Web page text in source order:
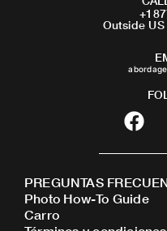
Outside
F
a
c
b
o
PREGUNTAS
Photo How-To Guide
Carro